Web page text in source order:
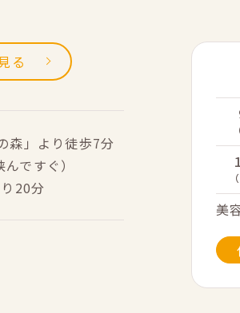
る
森」より徒歩7分
ですぐ）
20分
美